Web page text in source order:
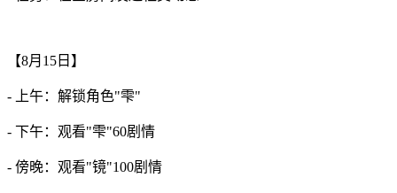
【8月15日】
- 上午：解锁角色"雫"
- 下午：观看"雫"60剧情
- 傍晚：观看"镜"100剧情